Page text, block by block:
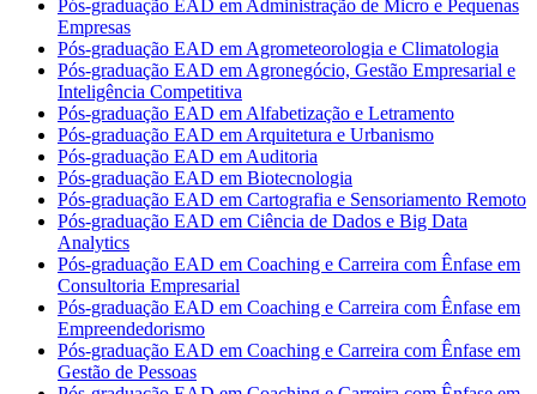
Pós-graduação EAD em Administração de Micro e Pequenas
Empresas
Pós-graduação EAD em Agrometeorologia e Climatologia
Pós-graduação EAD em Agronegócio, Gestão Empresarial e
Inteligência Competitiva
Pós-graduação EAD em Alfabetização e Letramento
Pós-graduação EAD em Arquitetura e Urbanismo
Pós-graduação EAD em Auditoria
Pós-graduação EAD em Biotecnologia
Pós-graduação EAD em Cartografia e Sensoriamento Remoto
Pós-graduação EAD em Ciência de Dados e Big Data
Analytics
Pós-graduação EAD em Coaching e Carreira com Ênfase em
Consultoria Empresarial
Pós-graduação EAD em Coaching e Carreira com Ênfase em
Empreendedorismo
Pós-graduação EAD em Coaching e Carreira com Ênfase em
Gestão de Pessoas